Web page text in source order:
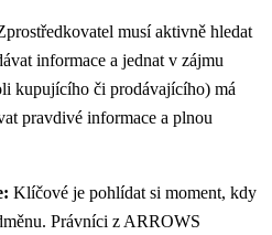
musí aktivně hledat
informace a jednat v zájmu
kupujícího či prodávajícího) má
pravdivé informace a plnou
Klíčové je pohlídat si moment, kdy
Právníci z ARROWS